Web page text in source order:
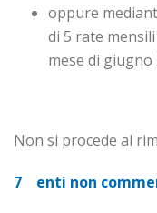
oppure
di 5 rate
mese di giugno
Non si procede al
7 enti non